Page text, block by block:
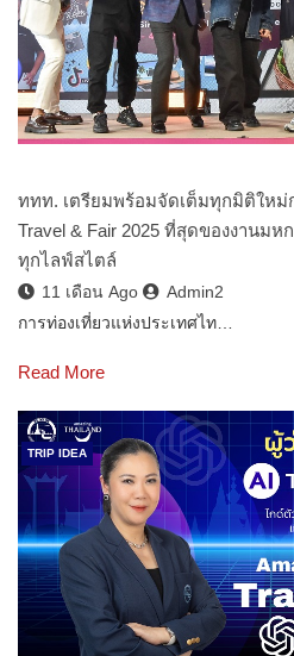
ททท. เตรียมพร้อมจัดเต็มทุกมิติใหม่
Travel & Fair 2025 ที่สุดของงานม
ทุกไลฟ์สไตล์
11 เดือน Ago
Admin2
การท่องเที่ยวแห่งประเทศไท…
Read More
TRIP IDEA